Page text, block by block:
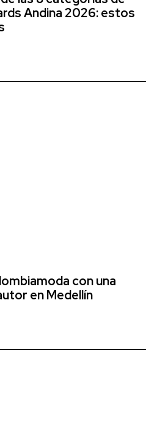
Andina 2026: estos
con una
en Medellín